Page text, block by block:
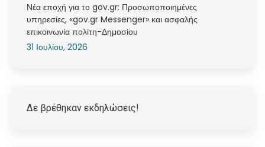
Νέα εποχή για το gov.gr: Προσωποποιημένες
υπηρεσίες, «gov.gr Messenger» και ασφαλής
επικοινωνία πολίτη-Δημοσίου
31 Ιουλίου, 2026
Δε βρέθηκαν εκδηλώσεις!